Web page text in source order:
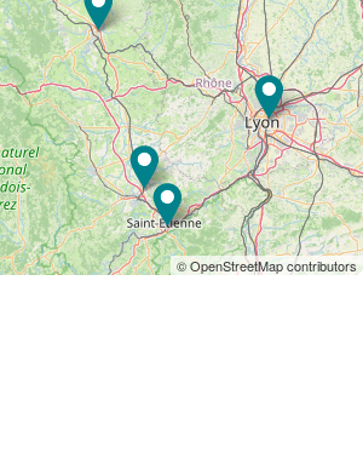
© OpenStreetMap contributors